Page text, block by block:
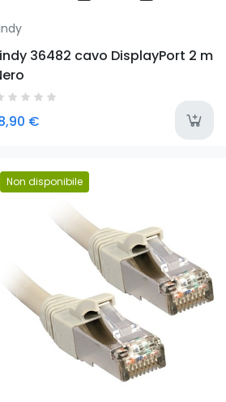
items
36482 cavo DisplayPort 2 m
€
Non disponibile